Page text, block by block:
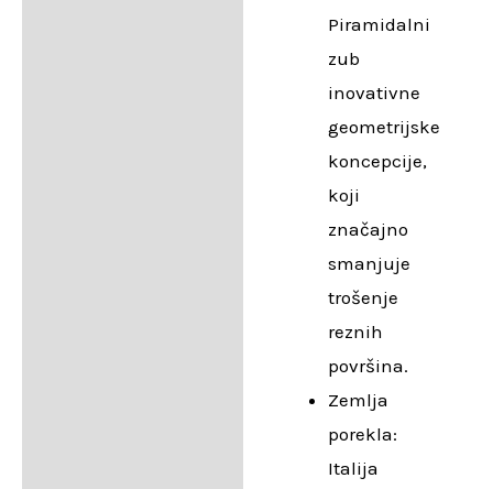
Piramidalni
zub
inovativne
geometrijske
koncepcije,
koji
značajno
smanjuje
trošenje
reznih
površina.
Zemlja
porekla:
Italija